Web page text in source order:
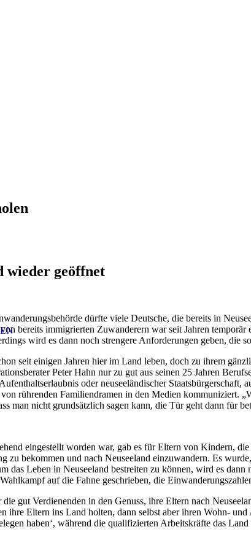
wieder geöffnet
dürfte viele Deutsche, die bereits in
bereits immigrierten Zuwanderern war seit Jahren
wird es dann noch strengere Anforderungen geben, die
seit einigen Jahren hier im Land leben, doch zu ihrem
Peter Hahn nur zu gut aus seinen 25 Jahren
oder neuseeländischer
rührenden Familiendramen in den Medien kommuniziert.
man nicht grundsätzlich sagen kann, die Tür geht dann für
eingestellt worden war, gab es für Eltern von Kindern,
zu bekommen und nach Neuseeland einzuwandern. Es
das Leben in Neuseeland bestreiten zu können, wird es
auf die Fahne geschrieben, die
gut Verdienenden in den Genuss, ihre Eltern nach
ihre Eltern ins Land holten, dann selbst aber ihren Wohn-
haben‘, während die qualifizierten Arbeitskräfte das